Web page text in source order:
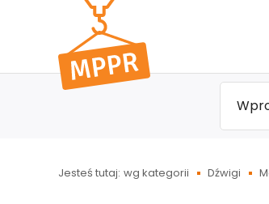
do menu
głównego
Jesteś tutaj: wg kategorii Dźwigi